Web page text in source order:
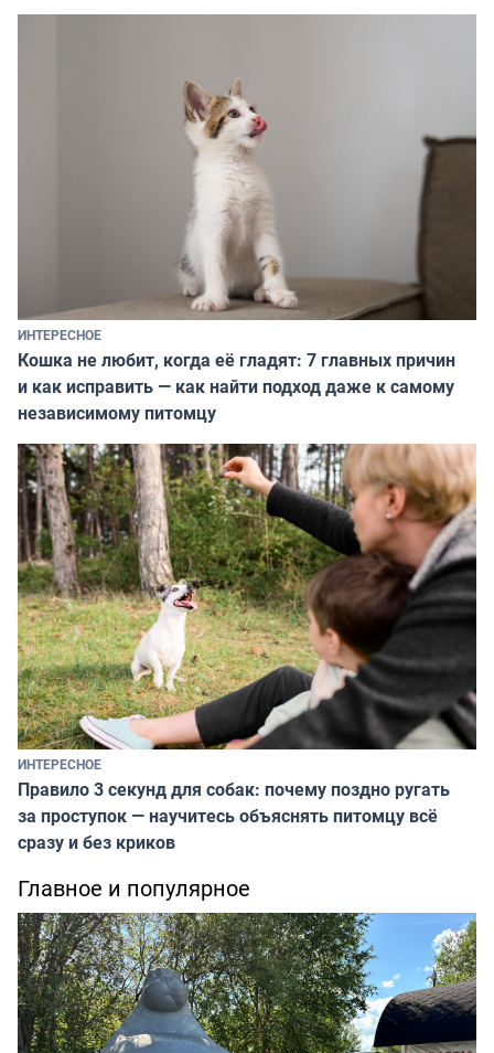
ИНТЕРЕСНОЕ
Кошка не любит, когда её гладят: 7 главных причин
и как исправить — как найти подход даже к самому
независимому питомцу
ИНТЕРЕСНОЕ
Правило 3 секунд для собак: почему поздно ругать
за проступок — научитесь объяснять питомцу всё
сразу и без криков
Главное и популярное